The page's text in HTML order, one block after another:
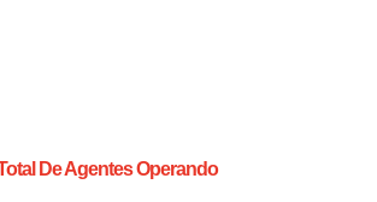
De Agentes Operando